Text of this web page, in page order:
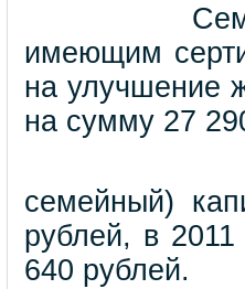
имеющим
на улучшение
на сумму 27
семейный)
рублей, в
640 рублей.